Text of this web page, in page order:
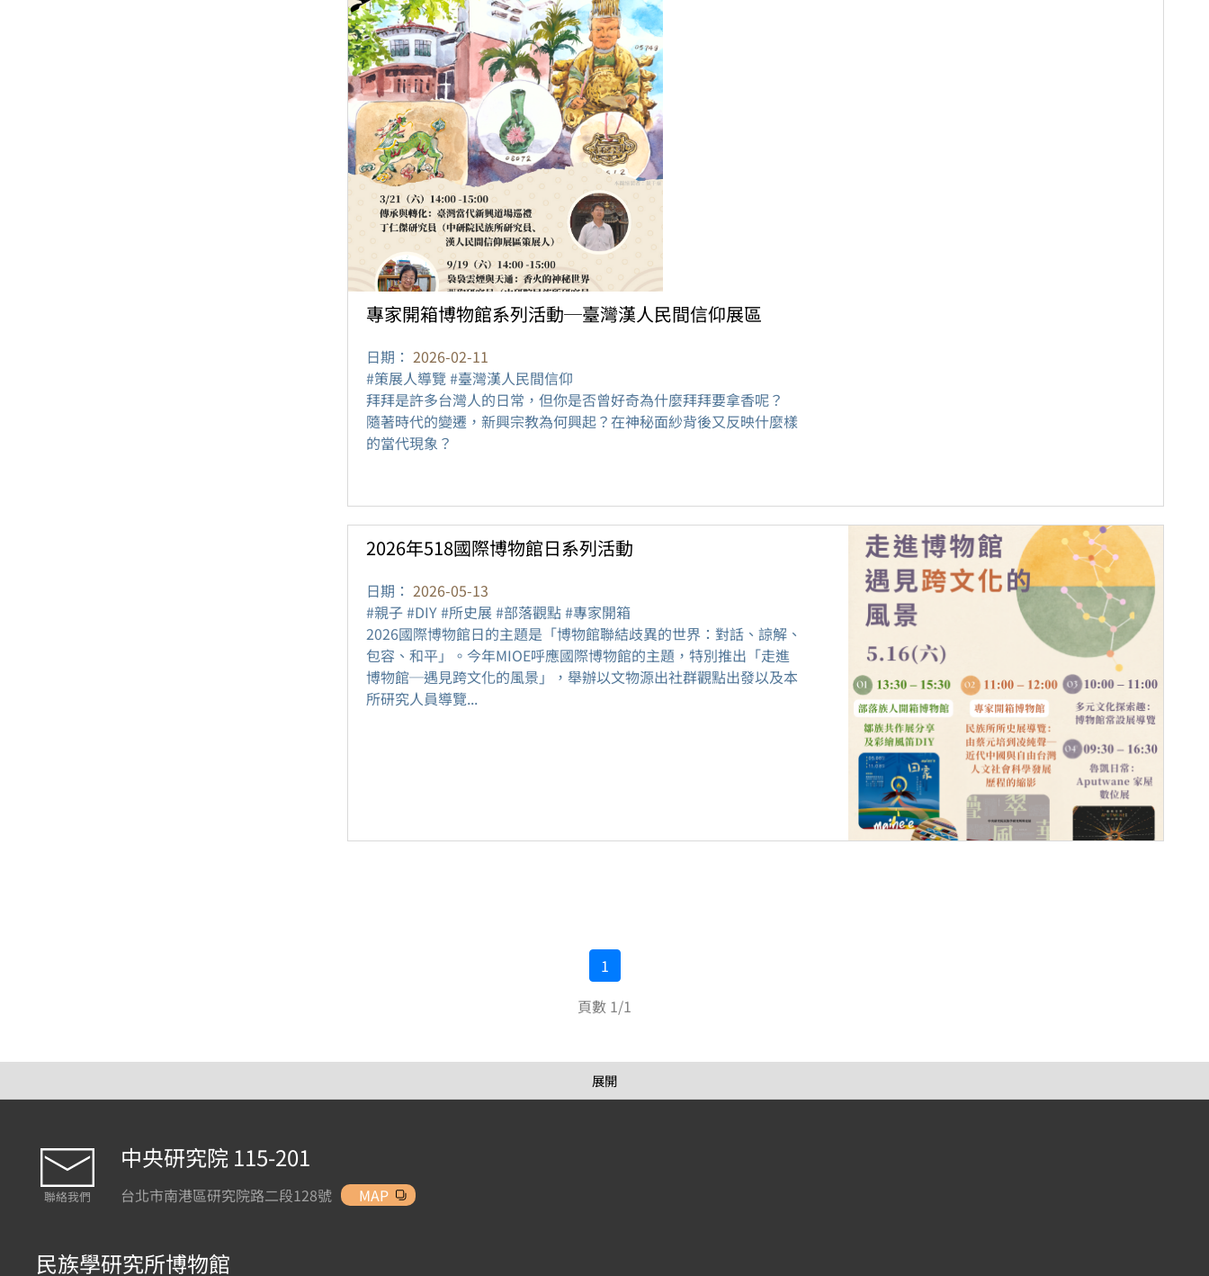
專家開箱博物館系列活動─臺灣漢人民間信仰展區
日期： 2026-02-11
#策展人導覽 #臺灣漢人民間信仰
拜拜是許多台灣人的日常，但你是否曾好奇為什麼拜拜要拿香呢？
隨著時代的變遷，新興宗教為何興起？在神秘面紗背後又反映什麼樣
的當代現象？
2026年518國際博物館日系列活動
日期： 2026-05-13
#親子 #DIY #所史展 #部落觀點 #專家開箱
2026國際博物館日的主題是「博物館聯結歧異的世界：對話、諒解、
包容、和平」。今年MIOE呼應國際博物館的主題，特別推出「走進
博物館─遇見跨文化的風景」，舉辦以文物源出社群觀點出發以及本
所研究人員導覽...
1
頁數 1/1
展開
聯絡我們
中央研究院 115-201
台北市南港區研究院路二段128號 MAP
民族學研究所博物館